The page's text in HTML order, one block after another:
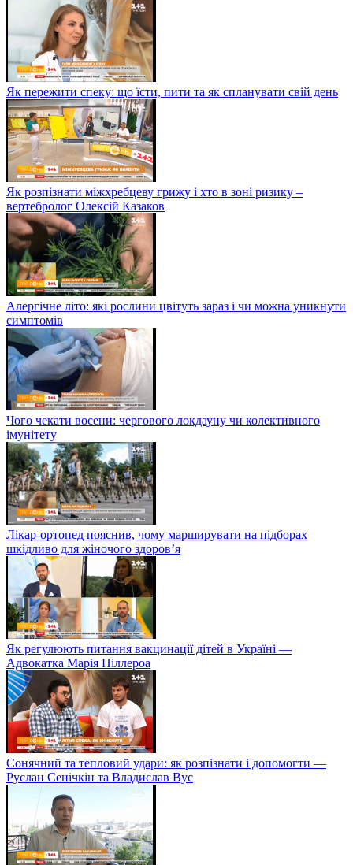
Як пережити спеку: що їсти, пити та як спланувати свій день
Як розпізнати міжхребцеву грижу і хто в зоні ризику –
вертебролог Олексій Казаков
Алергічне літо: які рослини цвітуть зараз і чи можна уникнути
симптомів
Чого чекати восени: чергового локдауну чи колективного
імунітету
Лікар-ортопед пояснив, чому марширувати на підборах
шкідливо для жіночого здоров’я
Як регулюють питання вакцинації дітей в Україні —
Адвокатка Марія Піллероа
Сонячний та тепловий удари: як розпізнати і допомогти —
Руслан Сенічкін та Владислав Вус